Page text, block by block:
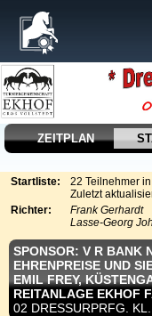
ZEITPLAN
Startliste:
22 Teilnehmer
Zuletzt
Richter:
Frank Gerhardt
Lasse-Georg
SPONSOR: V R BANK
EHRENPREISE UND
EMIL FREY,
REITANLAGE EKHOF
02 DRESSURPRFG.